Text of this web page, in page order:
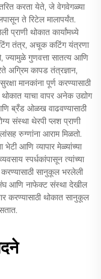
करता येते, जे वेगवेगळ्या
ते रिटेल मालापर्यंत.
प्राणी थोकात कार्यांमध्ये
तंत्र, अचूक कटिंग यंत्रणा
ज्यामुळे गुणवत्ता सातत्य आणि
अग्रिम कापड तंत्रज्ञान,
मानकांना पूर्ण करण्यासाठी
याचा वापर अनेक उद्योग
ब्रँड ओळख वाढवण्यासाठी
संस्था थेरपी प्लश प्राणी
रुग्णांना आराम मिळतो.
भेटी आणि व्यापार मेळ्यांच्या
स्पर्धकांपासून त्यांच्या
सानुकूल भरलेली
आणि नाफेक्ट संस्था देखील
करण्यासाठी थोकात सानुकूल